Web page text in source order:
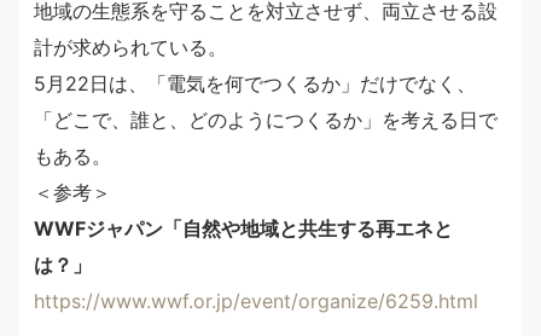
地域の生態系を守ることを対立させず、両立させる設
計が求められている。
5月22日は、「電気を何でつくるか」だけでなく、
「どこで、誰と、どのようにつくるか」を考える日で
もある。
＜参考＞
WWFジャパン「自然や地域と共生する再エネと
は？」
https://www.wwf.or.jp/event/organize/6259.html